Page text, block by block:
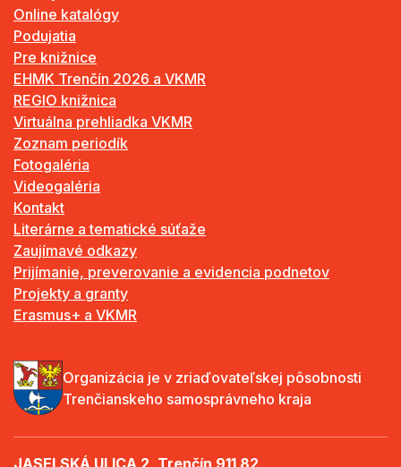
Online katalógy
Podujatia
Pre knižnice
EHMK Trenčín 2026 a VKMR
REGIO knižnica
Virtuálna prehliadka VKMR
Zoznam periodík
Fotogaléria
Videogaléria
Kontakt
Literárne a tematické súťaže
Zaujímavé odkazy
Prijímanie, preverovanie a evidencia podnetov
Projekty a granty
Erasmus+ a VKMR
Organizácia je v zriaďovateľskej pôsobnosti
Trenčianskeho samosprávneho kraja